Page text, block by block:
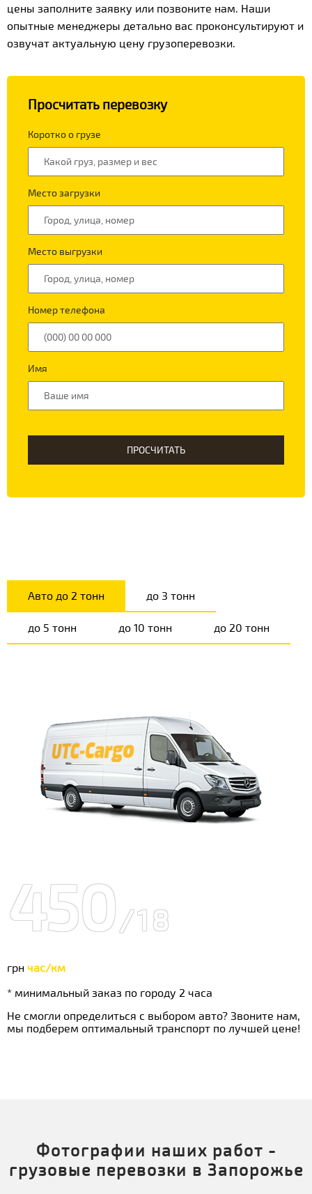
цены заполните заявку или позвоните нам. Наши
опытные менеджеры детально вас проконсультируют и
озвучат актуальную цену грузоперевозки.
Просчитать перевозку
Коротко о грузе
Место загрузки
Место выгрузки
Номер телефона
Имя
ПРОСЧИТАТЬ
Авто до 2 тонн до 3 тонн
до 5 тонн до 10 тонн до 20 тонн
450/18
грн час/км
* минимальный заказ по городу 2 часа
Не смогли определиться с выбором авто? Звоните нам,
мы подберем оптимальный транспорт по лучшей цене!
Фотографии наших работ -
грузовые перевозки в Запорожье